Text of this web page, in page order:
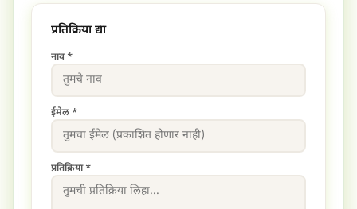
प्रतिक्रिया द्या
नाव *
ईमेल *
प्रतिक्रिया *